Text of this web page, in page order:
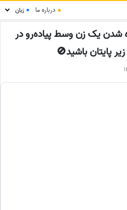
● درباره ما ●
شدن یک زن وسط پیاده‌رو در
پایتان باشید🚫